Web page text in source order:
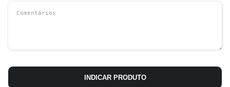
INDICAR PRODUTO